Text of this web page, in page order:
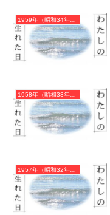
1959年（昭和34年）己亥（つちのとい）・亥年（いのしし年）カレンダー（月曜はじまり）
1958年（昭和33年）戊戌（つちのえいぬ）・戌年（いぬ年）カレンダー（月曜はじまり）
1957年（昭和32年）丁酉（ひのととり）・酉年（とり年）カレンダー（月曜はじまり）